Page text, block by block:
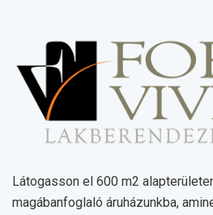
Látogasson el 600 m2
magábanfoglaló áruházunkba,